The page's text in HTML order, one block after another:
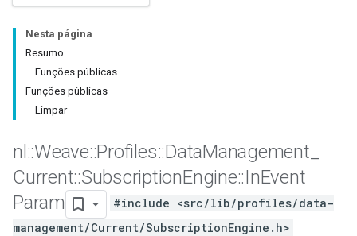
Nesta página
Resumo
Funções públicas
Funções públicas
Limpar
nl ::Weave::Profiles::DataManagement
Current::SubscriptionEngine::InEvent
Param
#include <src/lib/profiles/data-
management/Current/SubscriptionEngine.h>